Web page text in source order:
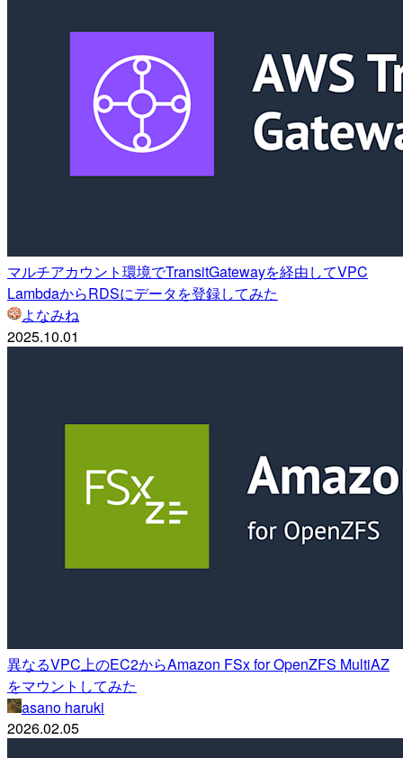
マルチアカウント環境でTransitGatewayを経由してVPC
LambdaからRDSにデータを登録してみた
よなみね
2025.10.01
異なるVPC上のEC2からAmazon FSx for OpenZFS MultiAZ
をマウントしてみた
asano haruki
2026.02.05